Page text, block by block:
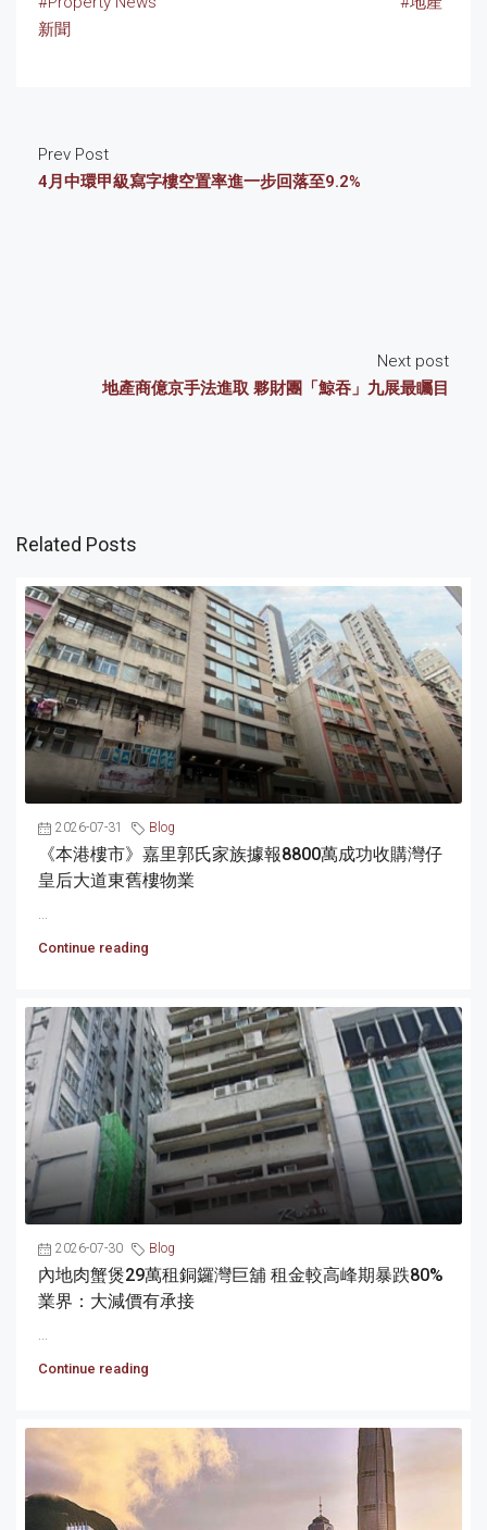
新聞
Prev Post
4月中環甲級寫字樓空置率進一步回落至9.2%
Next post
地產商億京手法進取 夥財團「鯨吞」九展最矚目
Related Posts
2026-07-31 Blog
《本港樓市》嘉里郭氏家族據報8800萬成功收購灣仔
皇后大道東舊樓物業
...
Continue reading
2026-07-30 Blog
內地肉蟹煲29萬租銅鑼灣巨舖 租金較高峰期暴跌80%
業界：大減價有承接
...
Continue reading